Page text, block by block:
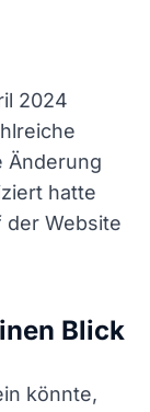
2024
Änderung
hatte
Website
Blick
könnte,